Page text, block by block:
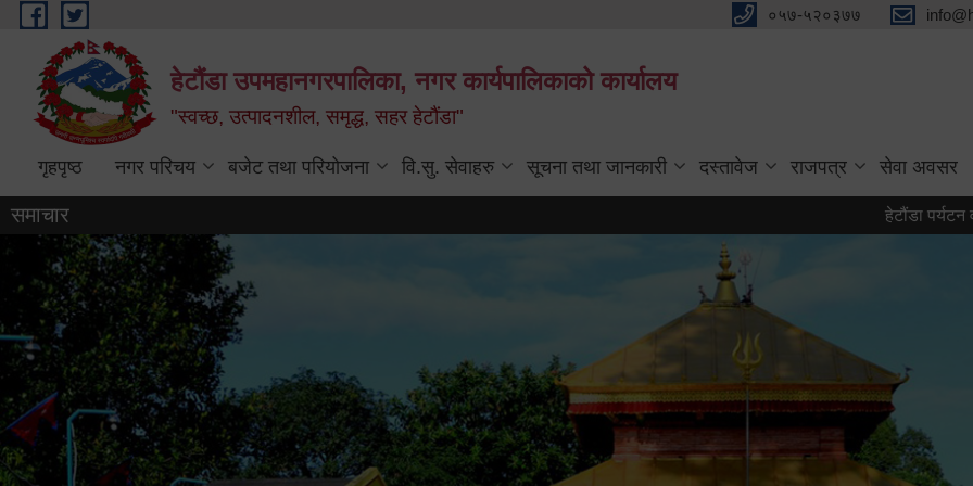
Skip to main content ०५७-५२०३७७
हेटौंडा उपमहानगरपालिका, नगर कार्यपालिकाको कार्यालय
"स्वच्छ, उत्पादनशील, समृद्ध, सहर हेटौंडा"
गृहपृष्ठ नगर परिचय बजेट तथा परियोजना वि.सु. सेवाहरु सूचना तथा जानकारी दस्तावेज राजपत्र सेवा अवसर
समाचार हेटौंडा पर्यटन वर्ष